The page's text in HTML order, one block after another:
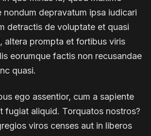
nondum depravatum ipsa iudicari
detractis de voluptate et quasi
altera prompta et fortibus viris
eorumque factis non recusandae
quasi.
ego assentior, cum a sapiente
fugiat aliquid. Torquatos nostros?
viros censes aut in liberos